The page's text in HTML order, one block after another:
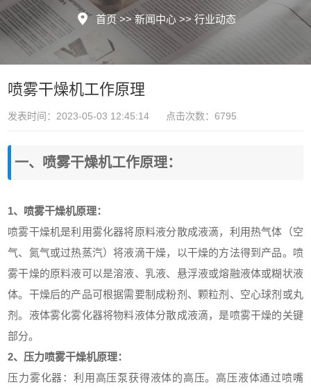
首页 >>新闻中心>>行业动态
喷雾干燥机工作原理
发表时间：2023-05-03 12:45:14 点击次数：6795
一、喷雾干燥机工作原理：
1、喷雾干燥机原理：
喷雾干燥机是利用雾化器将原料液分散成液滴，利用热气体（空
气、氮气或过热蒸汽）将液滴干燥，以干燥的方法得到产品。喷
雾干燥的原料液可以是溶液、乳液、悬浮液或熔融液体或糊状液
体。干燥后的产品可根据需要制成粉剂、颗粒剂、空心球剂或丸
剂。液体雾化雾化器将物料液体分散成液滴，是喷雾干燥的关键
部分。
2、 压力喷雾干燥机原理：
压力雾化器：利用高压泵获得液体的高压。高压液体通过喷嘴